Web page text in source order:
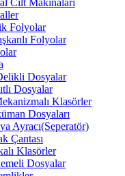
Folyolar
Folyolar
Dosyalar
Dosyalar
Klasörler
Dosyaları
Ayracı(Seperatör)
Çantası
Klasörler
Dosyalar